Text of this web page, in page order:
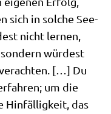
sich in sol­che See­
nicht ler­nen,
wür­dest
[…] Du
um die
Hin­fäl­lig­keit, das